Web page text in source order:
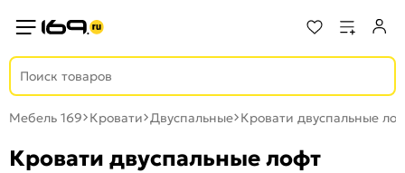
Мебель 169 Кровати Двуспальные Кровати двуспальные
Кровати двуспальные лофт